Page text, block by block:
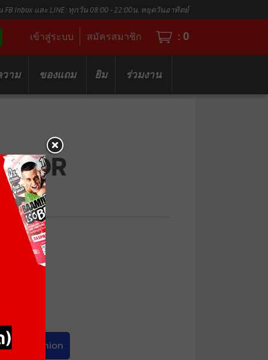
FB Inbox และ LINE: ทุกวัน 08:00 - 22:00น. หยุดวันอาทิตย์
เข้าสู่ระบบ สมัครสมาชิก : 0
าม ของแถม ยิม ร่วมงาน
Cushion